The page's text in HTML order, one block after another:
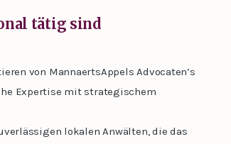
tätig sind
von MannaertsAppels Advocaten’s
Expertise mit strategischem
lokalen Anwälten, die das